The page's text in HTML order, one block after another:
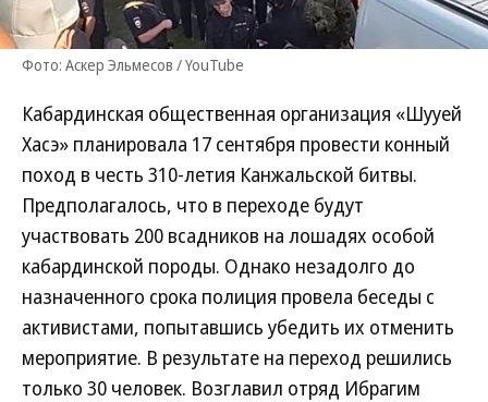
Фото: Аскер Эльмесов / YouTube
Кабардинская общественная организация «Шууей
Хасэ» планировала 17 сентября провести конный
поход в честь 310-летия Канжальской битвы.
Предполагалось, что в переходе будут
участвовать 200 всадников на лошадях особой
кабардинской породы. Однако незадолго до
назначенного срока полиция провела беседы с
активистами, попытавшись убедить их отменить
мероприятие. В результате на переход решились
только 30 человек. Возглавил отряд Ибрагим